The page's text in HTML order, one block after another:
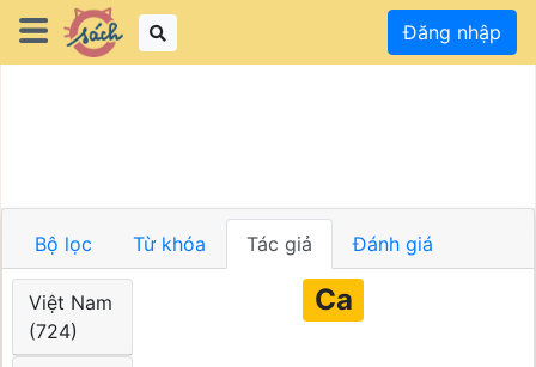
Đăng nhập
Bộ lọc Từ khóa Tác giả Đánh giá
Việt Nam
(724)
Ca